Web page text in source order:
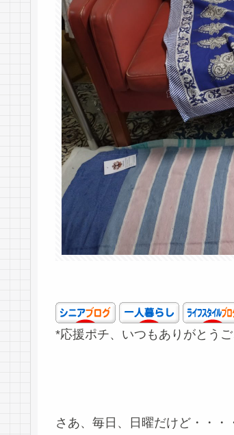
*応援ポチ、いつもありがとうご
さあ、毎日、日曜だけど・・・